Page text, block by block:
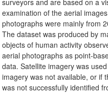
surveyors and are based on a
examination of the aerial
photographs were mainly from
The dataset was produced by
objects of human activity
aerial photographs as point-
data. Satellite imagery was
imagery was not available, or if
was not successfully identified